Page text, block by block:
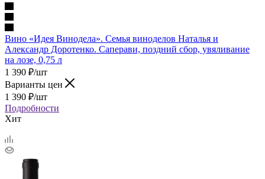
Вино «Идея Винодела». Семья виноделов Наталья и
Александр Доротенко. Саперави, поздний сбор, увяливание
на лозе, 0,75 л
1 390 ₽/шт
Варианты цен
1 390 ₽/шт
Подробности
Хит